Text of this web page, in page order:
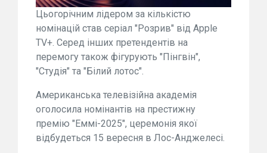
Цьогорічним лідером за кількістю
номінацій став серіал "Розрив" від Apple
TV+. Серед інших претендентів на
перемогу також фігурують "Пінгвін",
"Студія" та "Білий лотос".
Американська телевізійна академія
оголосила номінантів на престижну
премію "Еммі-2025", церемонія якої
відбудеться 15 вересня в Лос-Анджелесі.